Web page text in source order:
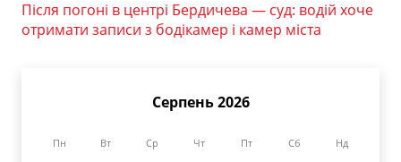
Після погоні в центрі Бердичева — суд: водій хоче
отримати записи з бодікамер і камер міста
Серпень 2026
Пн Вт Ср Чт Пт Сб Нд